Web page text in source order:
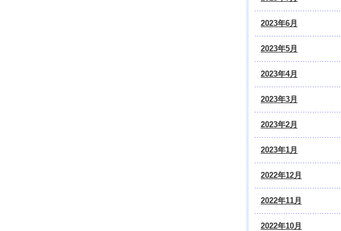
2023年6月
2023年5月
2023年4月
2023年3月
2023年2月
2023年1月
2022年12月
2022年11月
2022年10月